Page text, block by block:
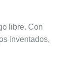
libre. Con
inventados,